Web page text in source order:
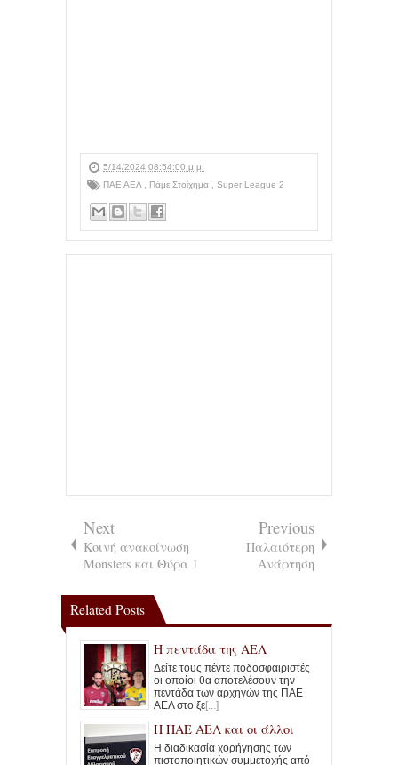
5/14/2024 08:54:00 μ.μ.
ΠΑΕ ΑΕΛ
Πάμε Στοίχημα Super League 2
Next
Κοινή ανακοίνωση
Monsters και Θύρα 1
Previous
Παλαιότερη
Ανάρτηση
Related Posts
Η πεντάδα της ΑΕΛ
Δείτε τους πέντε ποδοσφαιριστές
οι οποίοι θα αποτελέσουν την
πεντάδα των αρχηγών της ΠΑΕ
ΑΕΛ στο ξε[...]
Η ΠΑΕ ΑΕΛ και οι άλλοι
Η διαδικασία χορήγησης των
πιστοποιητικών συμμετοχής από